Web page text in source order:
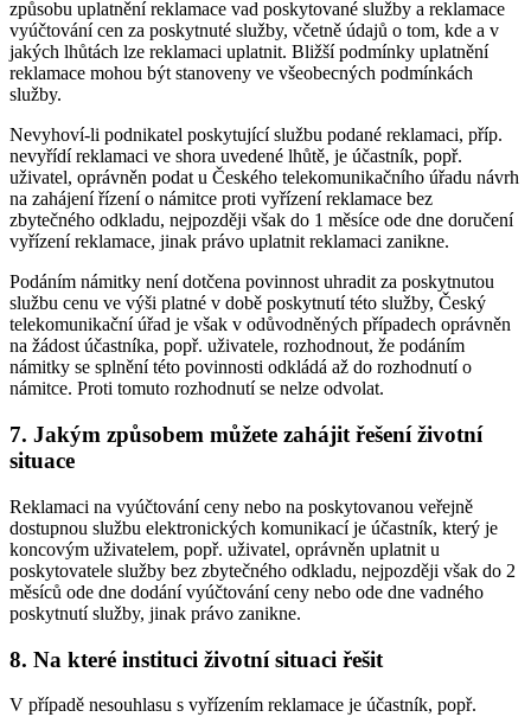
způsobu uplatnění reklamace vad poskytované služby a reklamace
vyúčtování cen za poskytnuté služby, včetně údajů o tom, kde a v
jakých lhůtách lze reklamaci uplatnit. Bližší podmínky uplatnění
reklamace mohou být stanoveny ve všeobecných podmínkách
služby.
Nevyhoví-li podnikatel poskytující službu podané reklamaci, příp.
nevyřídí reklamaci ve shora uvedené lhůtě, je účastník, popř.
uživatel, oprávněn podat u Českého telekomunikačního úřadu návrh
na zahájení řízení o námitce proti vyřízení reklamace bez
zbytečného odkladu, nejpozději však do 1 měsíce ode dne doručení
vyřízení reklamace, jinak právo uplatnit reklamaci zanikne.
Podáním námitky není dotčena povinnost uhradit za poskytnutou
službu cenu ve výši platné v době poskytnutí této služby, Český
telekomunikační úřad je však v odůvodněných případech oprávněn
na žádost účastníka, popř. uživatele, rozhodnout, že podáním
námitky se splnění této povinnosti odkládá až do rozhodnutí o
námitce. Proti tomuto rozhodnutí se nelze odvolat.
7. Jakým způsobem můžete zahájit řešení životní
situace
Reklamaci na vyúčtování ceny nebo na poskytovanou veřejně
dostupnou službu elektronických komunikací je účastník, který je
koncovým uživatelem, popř. uživatel, oprávněn uplatnit u
poskytovatele služby bez zbytečného odkladu, nejpozději však do 2
měsíců ode dne dodání vyúčtování ceny nebo ode dne vadného
poskytnutí služby, jinak právo zanikne.
8. Na které instituci životní situaci řešit
V případě nesouhlasu s vyřízením reklamace je účastník, popř.